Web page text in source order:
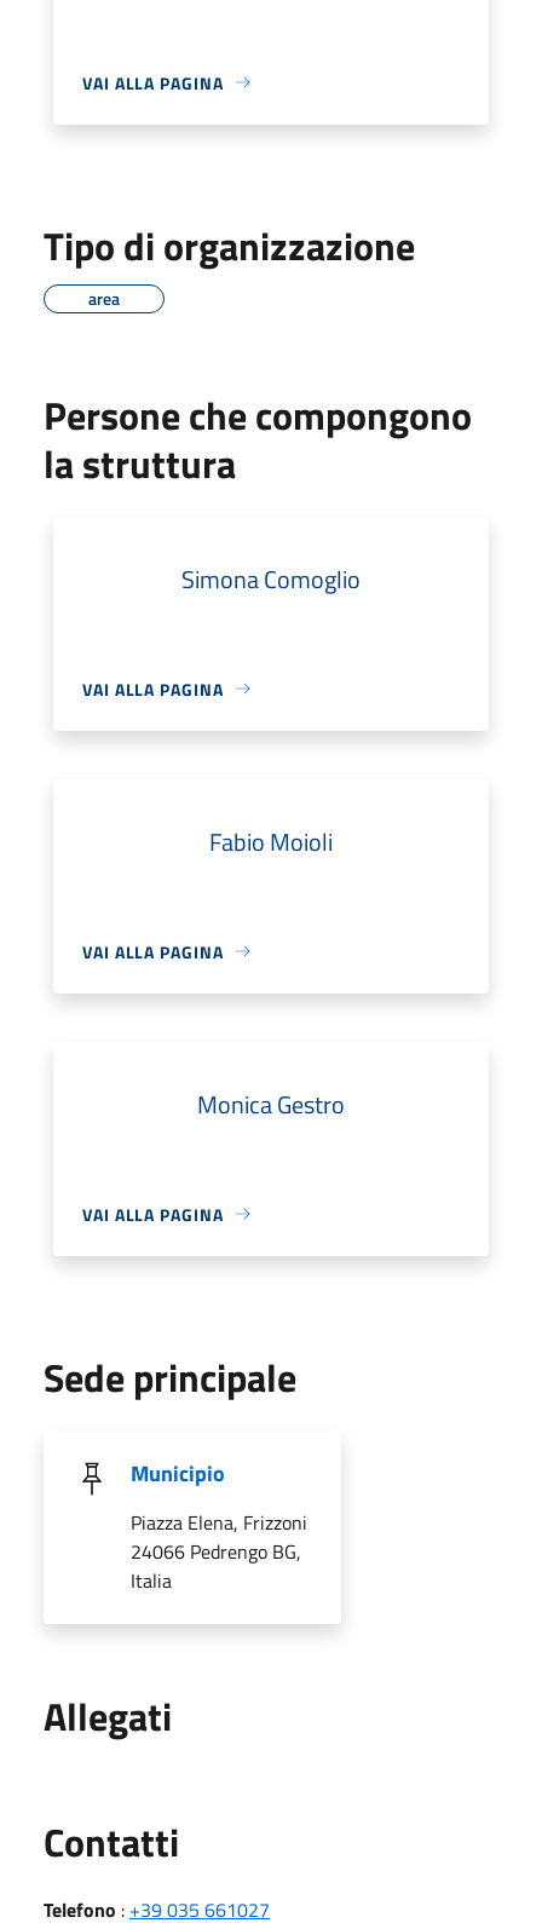
VAI ALLA PAGINA
Tipo di organizzazione
area
Persone che compongono
la struttura
Simona Comoglio
VAI ALLA PAGINA
Fabio Moioli
VAI ALLA PAGINA
Monica Gestro
VAI ALLA PAGINA
Sede principale
Municipio
Piazza Elena, Frizzoni
24066 Pedrengo BG,
Italia
Allegati
Contatti
Telefono : +39 035 661027